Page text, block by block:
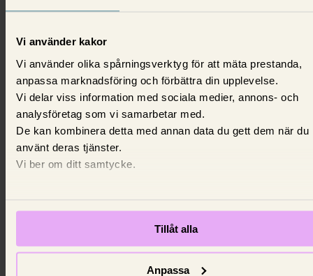
Vi använder kakor
Vi använder olika spårningsverktyg för att mäta prestanda,
anpassa marknadsföring och förbättra din upplevelse.
Vi delar viss information med sociala medier, annons- och
analysföretag som vi samarbetar med.
De kan kombinera detta med annan data du gett dem när du
använt deras tjänster.
Vi ber om ditt samtycke.
Tillåt alla
Anpassa
Om lån
Effektiv ränta – vad är det och hur
räknas den ut?
Effektiv ränta är en procentsats som visar den totala
årskostnaden för ett lån.
28 juli 2026,Tone Eijderlo